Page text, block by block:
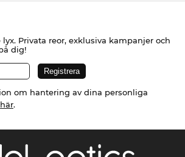
Privata reor, exklusiva kampanjer och
dig!
om hantering av dina personliga
här.